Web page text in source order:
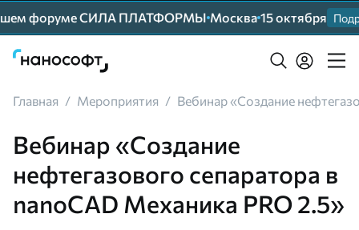
форуме СИЛА ПЛАТФОРМЫ Москва 15 октября
Главная / Мероприятия / Вебинар «Создание
Вебинар «Создание
нефтегазового сепаратора в
nanoCAD Механика PRO 2.5»